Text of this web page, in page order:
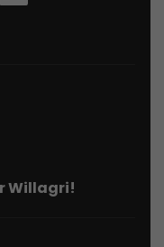
Willagri!